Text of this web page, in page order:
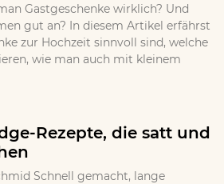
Gastgeschenke wirklich? Und
gut an? In diesem Artikel erfährst
zur Hochzeit sinnvoll sind, welche
wie man auch mit kleinem
Rezepte, die satt und
Schnell gemacht, lange